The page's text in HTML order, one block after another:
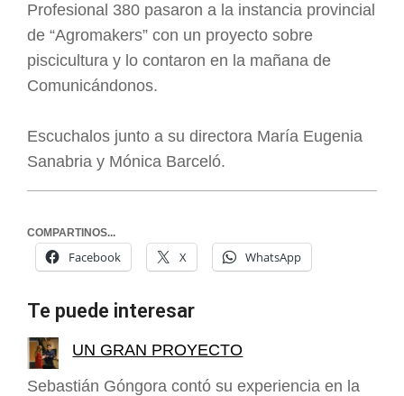
Profesional 380 pasaron a la instancia provincial
de “Agromakers” con un proyecto sobre
piscicultura y lo contaron en la mañana de
Comunicándonos.
Escuchalos junto a su directora María Eugenia
Sanabria y Mónica Barceló.
COMPARTINOS...
Facebook X WhatsApp
Te puede interesar
UN GRAN PROYECTO
Sebastián Góngora contó su experiencia en la